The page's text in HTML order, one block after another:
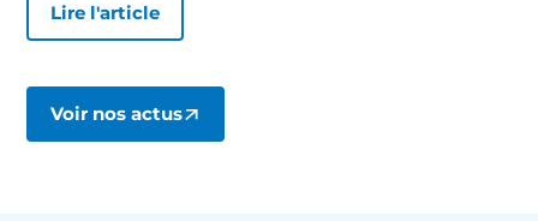
Lire l'article
Voir nos actus